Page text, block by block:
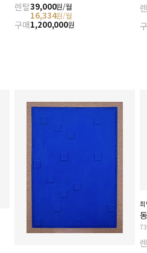
렌탈39,000원/월
16,334원/월
구매1,200,000원